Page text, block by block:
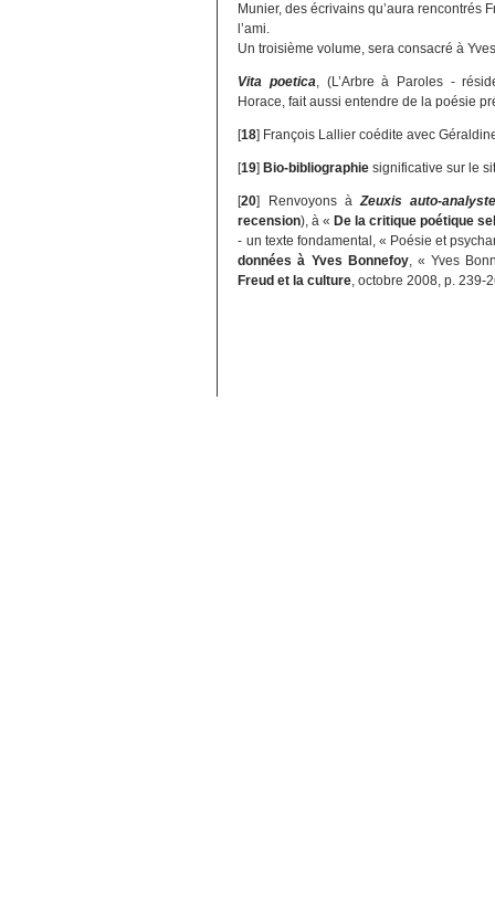
Munier, des écrivains qu’aura rencontrés
l’ami.
Un troisième volume, sera consacré à
Vita poetica, (L’Arbre à Paroles -
Horace, fait aussi entendre de la poésie
[18] François Lallier coédite avec
[19] Bio-bibliographie significative sur le
[20] Renvoyons àZeuxis auto-
recension), à « De la critique poétique
- un texte fondamental, « Poésie et
données à Yves Bonnefoy, « Yves
Freud et la culture, octobre 2008, p. 239-